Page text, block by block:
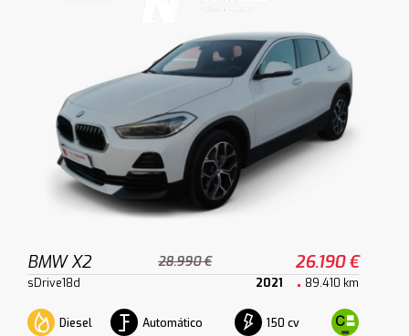
BMW X2 28.990 € 26.190 €
sDrive18d 2021 89.410 km
Diesel Automático 150 cv